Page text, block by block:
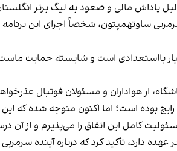
مالی و صعود به لیگ برتر
ساوتهمپتون، شخصاً اجرای این
بااستعدادی است و شایسته حمایت
از هواداران و مسئولان فوتبال
بوده است؛ اما اکنون متوجه شده که این
کامل این اتفاق را می‌پذیرم و از آن
از سال ۲۰۲۲ هدایت این باشگاه را بر عهده دارد، تأکید